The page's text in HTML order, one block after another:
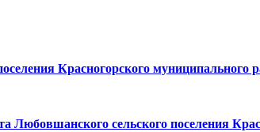
Красногорского муниципального
сельского поселения